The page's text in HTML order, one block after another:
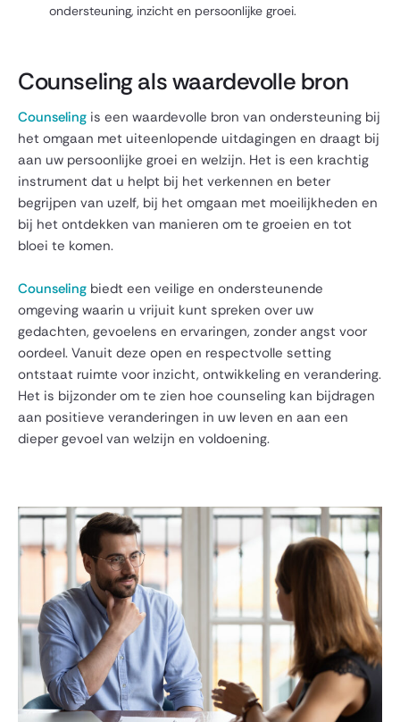
ondersteuning, inzicht en persoonlijke groei.
Counseling als waardevolle bron
Counseling is een waardevolle bron van ondersteuning bij
het omgaan met uiteenlopende uitdagingen en draagt bij
aan uw persoonlijke groei en welzijn. Het is een krachtig
instrument dat u helpt bij het verkennen en beter
begrijpen van uzelf, bij het omgaan met moeilijkheden en
bij het ontdekken van manieren om te groeien en tot
bloei te komen.
Counseling biedt een veilige en ondersteunende
omgeving waarin u vrijuit kunt spreken over uw
gedachten, gevoelens en ervaringen, zonder angst voor
oordeel. Vanuit deze open en respectvolle setting
ontstaat ruimte voor inzicht, ontwikkeling en verandering.
Het is bijzonder om te zien hoe counseling kan bijdragen
aan positieve veranderingen in uw leven en aan een
dieper gevoel van welzijn en voldoening.